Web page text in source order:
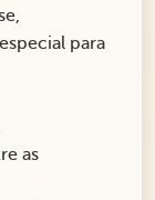
para
as